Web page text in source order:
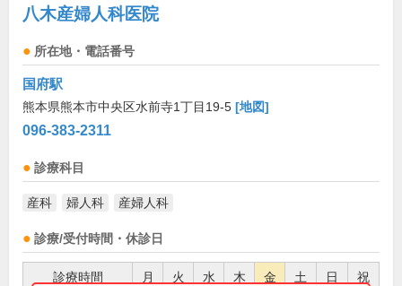
八木産婦人科医院
所在地・電話番号
国府駅
熊本県熊本市中央区水前寺1丁目19-5 [地図]
096-383-2311
診療科目
産科 婦人科 産婦人科
診療/受付時間・休診日
診療時間 月 火 水 木 金 土 日 祝